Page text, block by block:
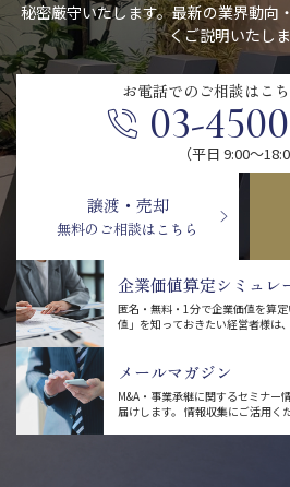
秘密厳守いたします。最新の業界動向
くご説明いたしま
お電話での ご相談はこ
03-
（平日 9:00〜
譲渡・売却
無料のご相談はこちら
企業価値算定シミュレ
匿名・無料・1分で企業価値を算定
値」を知っておきたい経営者様は、
メールマガジン
M&A・事業承継に関するセミナー情
届けします。 情報収集にご活用く